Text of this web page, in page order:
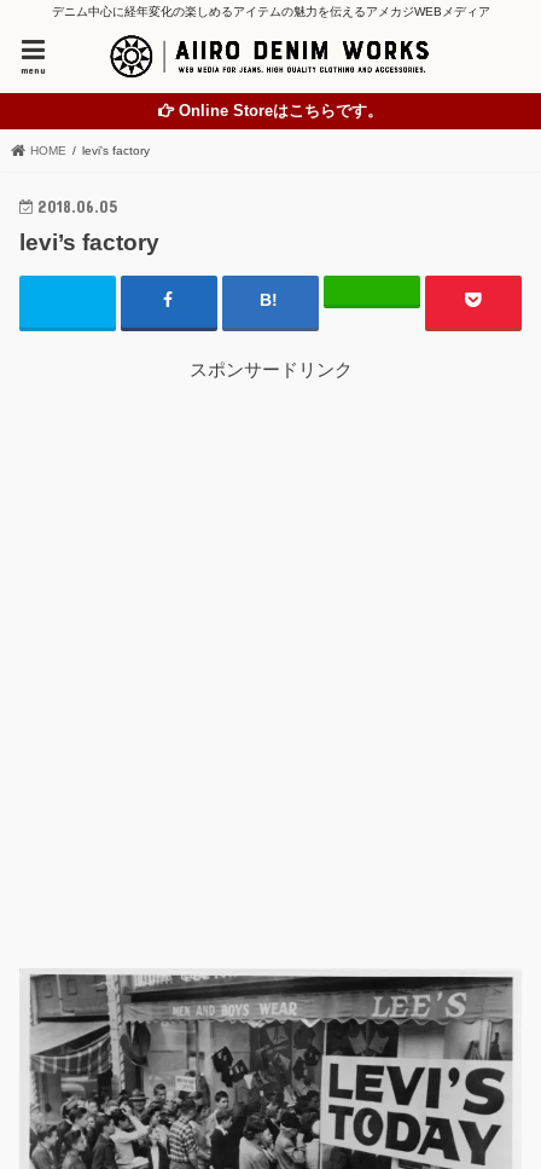
デニム中心に経年変化の楽しめるアイテムの魅力を伝えるアメカジWEBメディア
menu
Online Storeはこちらです。
HOME levi's factory
2018.06.05
levi’s factory
スポンサードリンク